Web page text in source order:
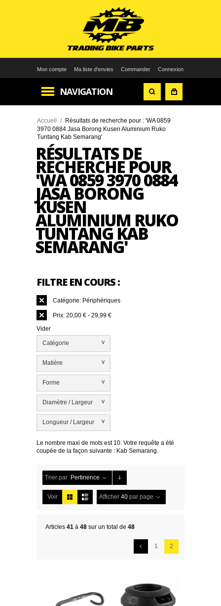
Mon compte Ma liste d'envies Commander Connexion
NAVIGATION
Accueil / Résultats de recherche pour : 'WA 0859
3970 0884 Jasa Borong Kusen Aluminium Ruko
Tuntang Kab Semarang'
RÉSULTATS DE
RECHERCHE POUR
'WA 0859 3970 0884
JASA BORONG
KUSEN
ALUMINIUM RUKO
TUNTANG KAB
SEMARANG'
FILTRE EN COURS :
Catégorie: Périphériques
Prix: 20,00 € - 29,99 €
Vider
Catégorie v
Matière v
Forme v
Diamètre / Largeur v
Longueur / Largeur v
Le nombre maxi de mots est 10. Votre requête a été
coupée de la façon suivante : Kab Semarang.
Trier par Pertinence
Voir Afficher 40 par page
Articles 41 à 48 sur un total de 48
1 2